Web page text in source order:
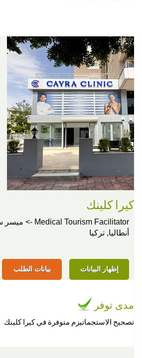
كيرا كلينك
Medical Tourism Facilitator -> ميسر سياحة علاجية,
أنطاليا, تركيا
إظهار البيانات بيانات الطلب
مدى توفر
تصحيح الاستجماتيزم متوفرة في كيرا كلينك